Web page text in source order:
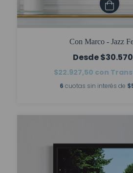
Con Marco - Jazz
$22.927,50 con
6 cuotas sin interés de